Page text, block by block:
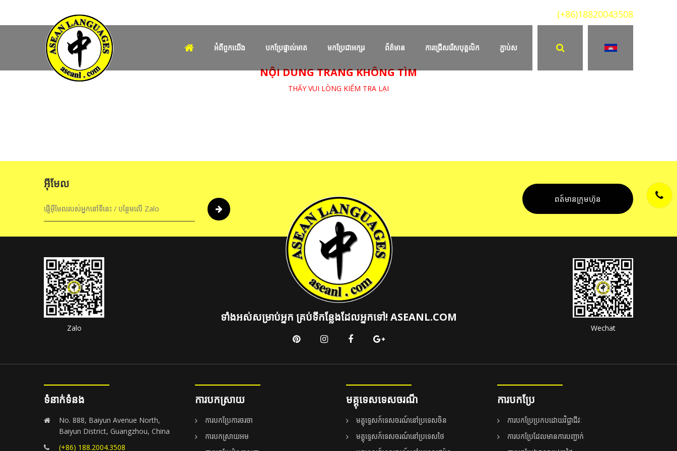
(+86)18820043508
អំពី​ពួក​យើង បកប្រែផ្ទាល់មាត
ការបកប្រែដំណាលគ្នា ការបកប្រែឆ្លាស់គ្នា
ការបកប្រែសន្និសីទ
មកប្រែជាអក្សរ
ការបកប្រែប្រកបដោយវិជ្ជាជីវៈ
缅甸语翻译
ព័ត៌មាន ការជ្រើសរើសបុគ្គលិក ភ្ជាប់ស
NỘI DUNG TRANG KHÔNG TÌM
THẤY VUI LÒNG KIỂM TRA LẠI
អ៊ីមែល
ព​ត៍​មាន​ក្រុមហ៊ុន
ទាំងអស់សម្រាប់អ្នក គ្រប់ទីកន្លែងដែលអ្នកទៅ! ASEANL.COM
Zalo Wechat
ទំនាក់ទំនង
No. 888, Baiyun Avenue North,
Baiyun District, Guangzhou, China
(+86) 188.2004.3508
ការបកស្រាយ
ការបកប្រែការចរចា
ការបកស្រាយអម
ម​គ្គុ​ទេស​ទេសចរ​ណ៏
មគ្គុទ្ទេសក៍ទេសចរណ៍នៅប្រទេសចិន
មគ្គុទ្ទេសក៍ទេសចរណ៍នៅប្រទេសថៃ
ការបកប្រែ
ការបកប្រែប្រកបដោយវិជ្ជាជីវៈ
ការបកប្រែដែលមានការបញ្ជាក់